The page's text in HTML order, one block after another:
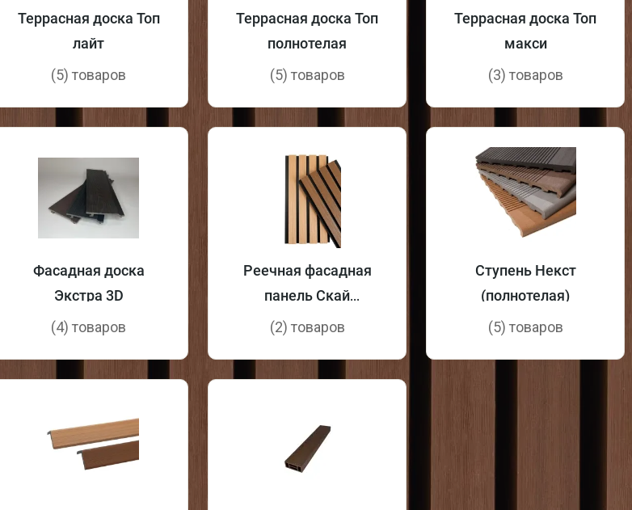
Террасная доска Топ
лайт
(5) товаров
Террасная доска Топ
полнотелая
(5) товаров
Террасная доска Топ
макси
(3) товаров
Фасадная доска
Экстра 3D
(4) товаров
Реечная фасадная
панель Скай
коэкструзия
(2) товаров
Ступень Некст
(полнотелая)
(5) товаров